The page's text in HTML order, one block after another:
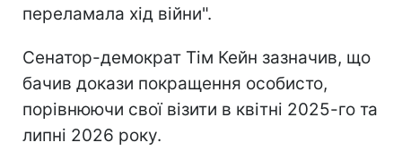
переламала хід війни".
Сенатор-демократ Тім Кейн зазначив, що
бачив докази покращення особисто,
порівнюючи свої візити в квітні 2025-го та
липні 2026 року.